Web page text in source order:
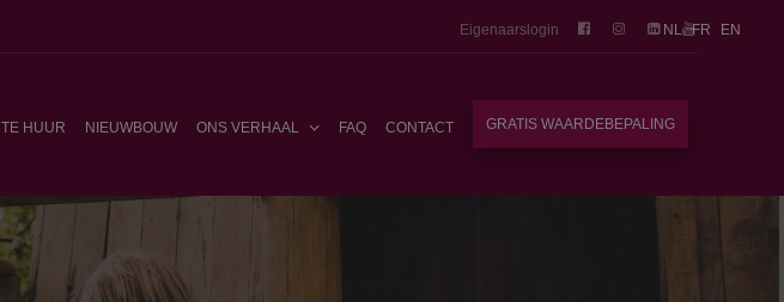
Eigenaarslogin NL FR EN
TE HUUR NIEUWBOUW ONS VERHAAL FAQ CONTACT GRATIS WAARDEBEPALING